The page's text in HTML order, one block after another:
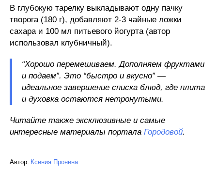
В глубокую тарелку выкладывают одну пачку
творога (180 г), добавляют 2-3 чайные ложки
сахара и 100 мл питьевого йогурта (автор
использовал клубничный).
“Хорошо перемешиваем. Дополняем фруктами
и подаем”. Это “быстро и вкусно” —
идеальное завершение списка блюд, где плита
и духовка остаются нетронутыми.
Читайте также эксклюзивные и самые
интересные материалы портала Городовой.
Автор: Ксения Пронина